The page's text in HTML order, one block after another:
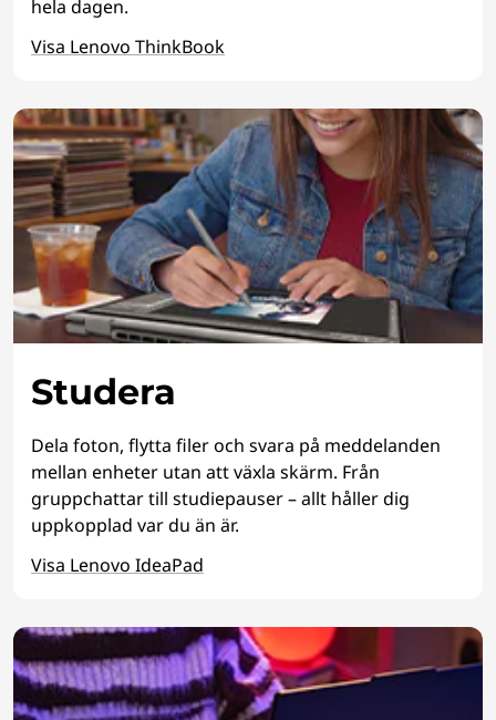
hela dagen.
Visa Lenovo ThinkBook
Studera
Dela foton, flytta filer och svara på meddelanden
mellan enheter utan att växla skärm. Från
gruppchattar till studiepauser – allt håller dig
uppkopplad var du än är.
Visa Lenovo IdeaPad